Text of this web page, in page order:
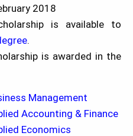
2018
is available to
.
is awarded in the
Management
Accounting & Finance
Economics